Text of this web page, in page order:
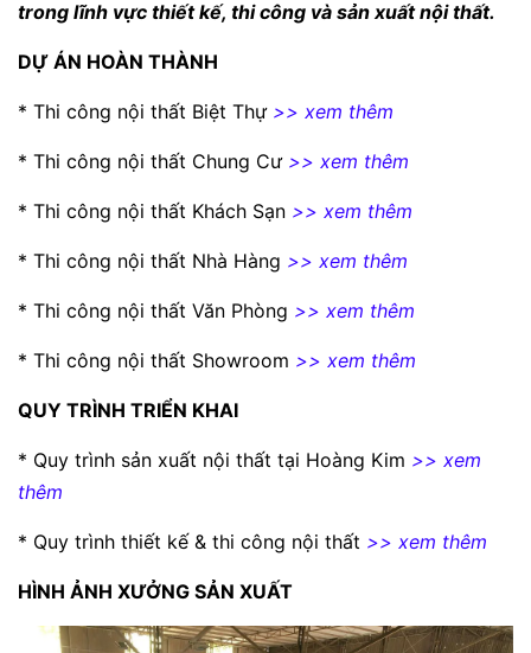
trong lĩnh vực thiết kế, thi công và sản xuất nội thất.
DỰ ÁN HOÀN THÀNH
* Thi công nội thất Biệt Thự >> xem thêm
* Thi công nội thất Chung Cư >> xem thêm
* Thi công nội thất Khách Sạn >> xem thêm
* Thi công nội thất Nhà Hàng >> xem thêm
* Thi công nội thất Văn Phòng >> xem thêm
* Thi công nội thất Showroom >> xem thêm
QUY TRÌNH TRIỂN KHAI
* Quy trình sản xuất nội thất tại Hoàng Kim >> xem
thêm
* Quy trình thiết kế & thi công nội thất >> xem thêm
HÌNH ẢNH XƯỞNG SẢN XUẤT